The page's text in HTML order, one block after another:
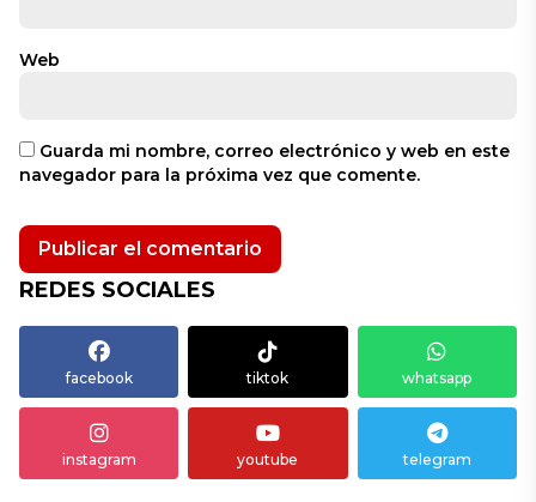
Web
Guarda mi nombre, correo electrónico y web en este
navegador para la próxima vez que comente.
REDES SOCIALES
facebook tiktok whatsapp
instagram youtube telegram